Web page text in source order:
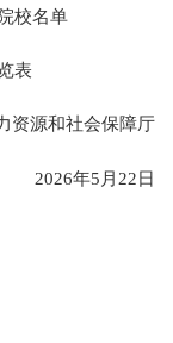
校名单
表
源和社会保障厅
2026年5月22日